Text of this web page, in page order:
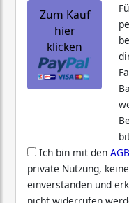
Zum Kauf
hier
klicken
Ich bin mit den AGB
private Nutzung,
einverstanden und